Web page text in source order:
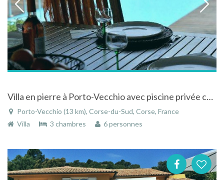
Villa en pierre à Porto-Vecchio avec piscine privée chauffée et vue sur le golfe
Porto-Vecchio (13 km), Corse-du-Sud, Corse, France
Villa
3 chambres 6 personnes